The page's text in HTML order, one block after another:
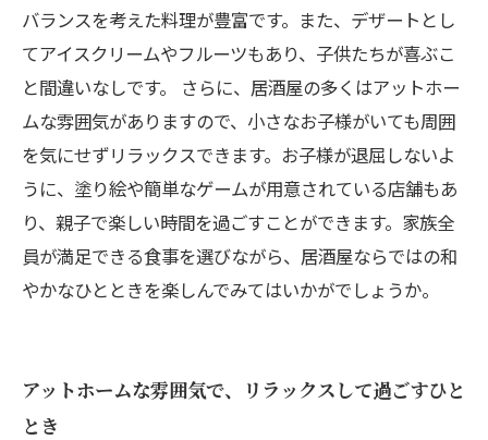
バランスを考えた料理が豊富です。また、デザートとし
てアイスクリームやフルーツもあり、子供たちが喜ぶこ
と間違いなしです。 さらに、居酒屋の多くはアットホー
ムな雰囲気がありますので、小さなお子様がいても周囲
を気にせずリラックスできます。お子様が退屈しないよ
うに、塗り絵や簡単なゲームが用意されている店舗もあ
り、親子で楽しい時間を過ごすことができます。家族全
員が満足できる食事を選びながら、居酒屋ならではの和
やかなひとときを楽しんでみてはいかがでしょうか。
アットホームな雰囲気で、リラックスして過ごすひと
とき